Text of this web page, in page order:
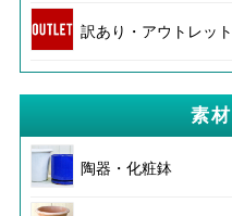
訳あり・アウトレット
素材
陶器・化粧鉢